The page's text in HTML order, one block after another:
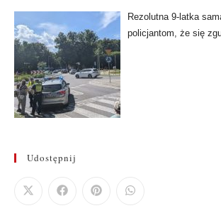
Rezolutna 9-latka
policjantom, że się
Udostępnij